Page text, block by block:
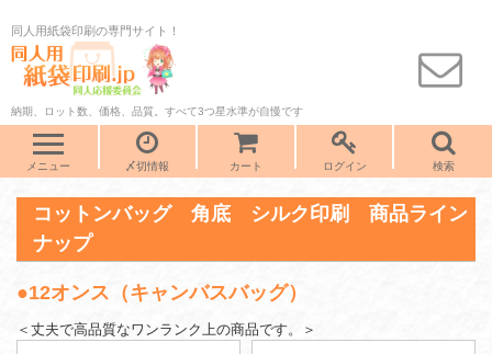
同人用紙袋印刷の専門サイト！
納期、ロット数、価格、品質。すべて3つ星水準が自慢です
メニュー 〆切情報 カート ログイン 検索
コットンバッグ 角底 シルク印刷 商品ライン
ナップ
●12オンス（キャンバスバッグ）
＜丈夫で高品質なワンランク上の商品です。＞